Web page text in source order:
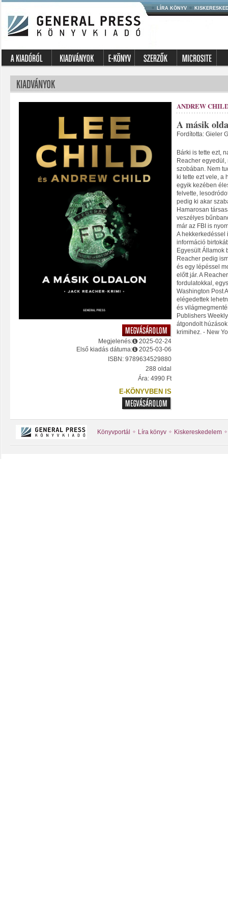
LÍRA KÖNYV
Megjelenés:
2025-02-24
Első kiadás dátuma:
2025-03-06
ISBN: 9789634529880
288 oldal
Ára: 4990 Ft
E-KÖNYVBEN IS
ANDREW
A másik
Fordította: Gieler
Bárki is tette ezt,
Reacher
szobában. Nem
ki tette ezt vele, a
egyik kezében
felvette,
pedig ki akar
Hamarosan
veszélyes
már az FBI is
A hekkerkedéssel
információ
Egyesült Államok
Reacher pedig
és egy lépéssel
előtt jár. A
fordulatokkal,
Washington Post
elégedettek
és
Publishers
átgondolt
krimihez. - New
Könyvportál Líra könyv Kiskereskedelem